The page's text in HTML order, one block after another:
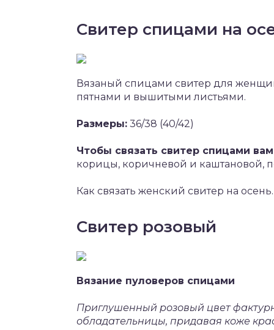
Свитер спицами на
Вязаный спицами свитер для
пятнами и вышитыми листьями.
Размеры: 36/38 (40/42)
Чтобы связать свитер спицами
корицы, коричневой и каштановой,
Как связать женский свитер на
Свитер розовый
Вязание пуловеров спицами
Приглушенный розовый цвет
обладательницы, придавая коже